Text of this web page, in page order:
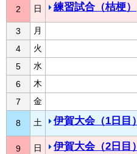
2 日 練習試合（桔梗）
3
月
4
火
5
水
6
木
7
金
8 土 伊賀大会（1日目）
9 日 伊賀大会（2日目）